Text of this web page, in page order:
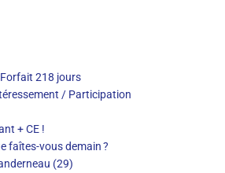
218 jours
/ Participation
+ CE !
faîtes-vous demain ?
(29)